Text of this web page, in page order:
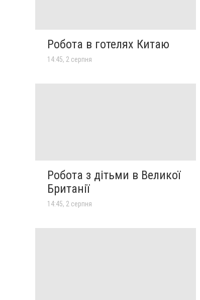
Робота в готелях Китаю
14:45, 2 серпня
Робота з дітьми в Великої
Британії
14:45, 2 серпня